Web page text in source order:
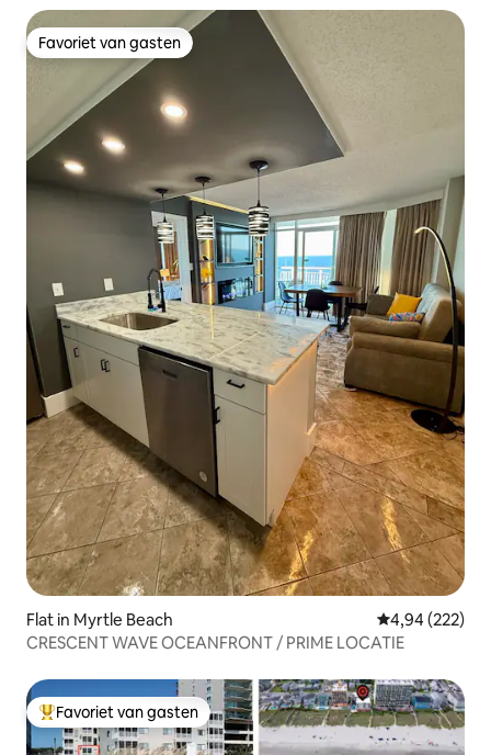
Favoriet van gasten
Favoriet van gasten
Flat in Myrtle Beach Gemiddelde
4,94 (222)
CRESCENT WAVE OCEANFRONT / PRIME LOCATIE
Topfavoriet van gasten
Favoriet van gasten